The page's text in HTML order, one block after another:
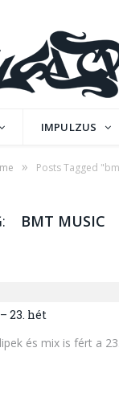
IMPULZUS
» Posts Tagged
BMT MUSIC
23. hét
és mix is fért a